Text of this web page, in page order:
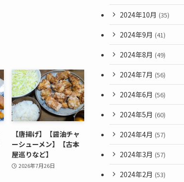
【唐揚げ】【醤油チャ
ーシューメン】【古本
屋巡りなど】
2026年7月26日
2024年10月 (35)
2024年9月 (41)
2024年8月 (49)
2024年7月 (56)
2024年6月 (56)
2024年5月 (60)
2024年4月 (57)
2024年3月 (57)
2024年2月 (53)